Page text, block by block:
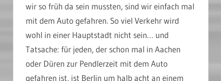
wir so früh da sein mussten, sind wir einfach mal
mit dem Auto gefahren. So viel Verkehr wird
wohl in einer Hauptstadt nicht sein… und
Tatsache: für jeden, der schon mal in Aachen
oder Düren zur Pendlerzeit mit dem Auto
gefahren ist, ist Berlin um halb acht an einem